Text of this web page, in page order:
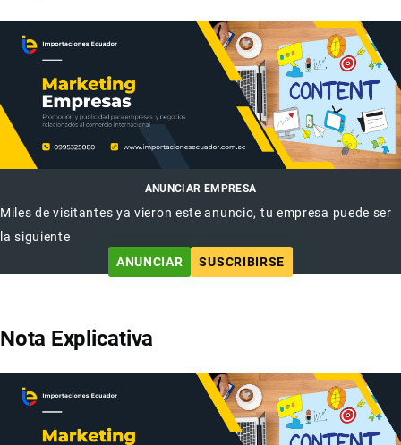
ANUNCIAR EMPRESA
Miles de visitantes ya vieron este anuncio, tu empresa puede ser
la siguiente
ANUNCIAR
SUSCRIBIRSE
Nota Explicativa